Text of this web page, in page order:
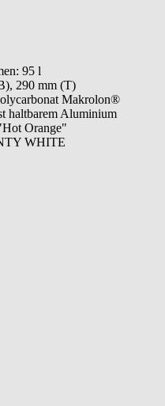
95 l
290 mm (T)
Makrolon®
haltbarem Aluminium
Orange"
WHITE